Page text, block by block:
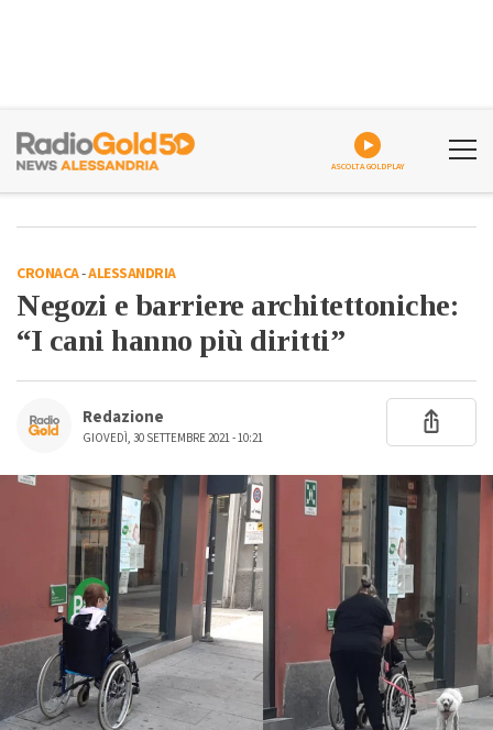
ASCOLTA GOLDPLAY
CRONACA-ALESSANDRIA
Negozi e barriere architettoniche:
“I cani hanno più diritti”
Redazione
GIOVEDÌ, 30 SETTEMBRE 2021 - 10:21